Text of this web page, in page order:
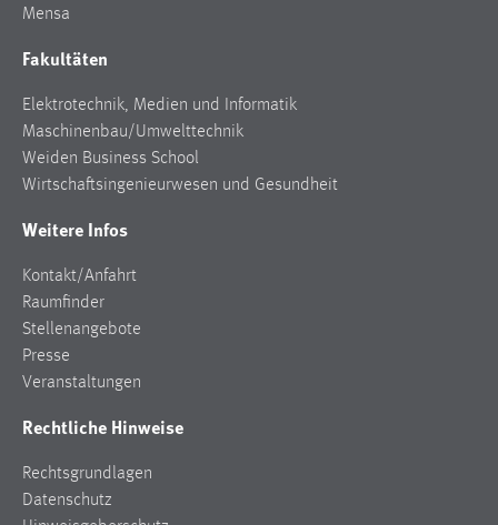
Mensa
Fakultäten
Elektrotechnik, Medien und Informatik
Maschinenbau/Umwelttechnik
Weiden Business School
Wirtschaftsingenieurwesen und Gesundheit
Weitere Infos
Kontakt/Anfahrt
Raumfinder
Stellenangebote
Presse
Veranstaltungen
Rechtliche Hinweise
Rechtsgrundlagen
Datenschutz
Conversion-Tracking
Cookie Laufzeit:
3 Monate
Facebook Pixel
Name:
Anbieter:
Conversion-Tracking
Cookie Laufzeit: